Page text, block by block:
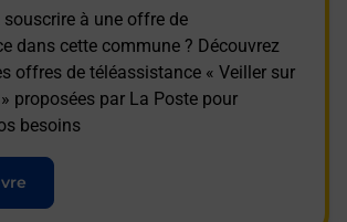
à une offre de
dans cette commune ? Découvrez
offres de téléassistance « Veiller sur
proposées par La Poste pour
besoins